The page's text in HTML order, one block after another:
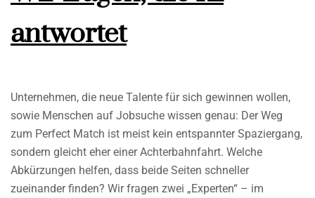
antwortet
Unternehmen, die neue Talente für sich gewinnen wollen,
sowie Menschen auf Jobsuche wissen genau: Der Weg
zum Perfect Match ist meist kein entspannter Spaziergang,
sondern gleicht eher einer Achterbahnfahrt. Welche
Abkürzungen helfen, dass beide Seiten schneller
zueinander finden? Wir fragen zwei „Experten“ – im